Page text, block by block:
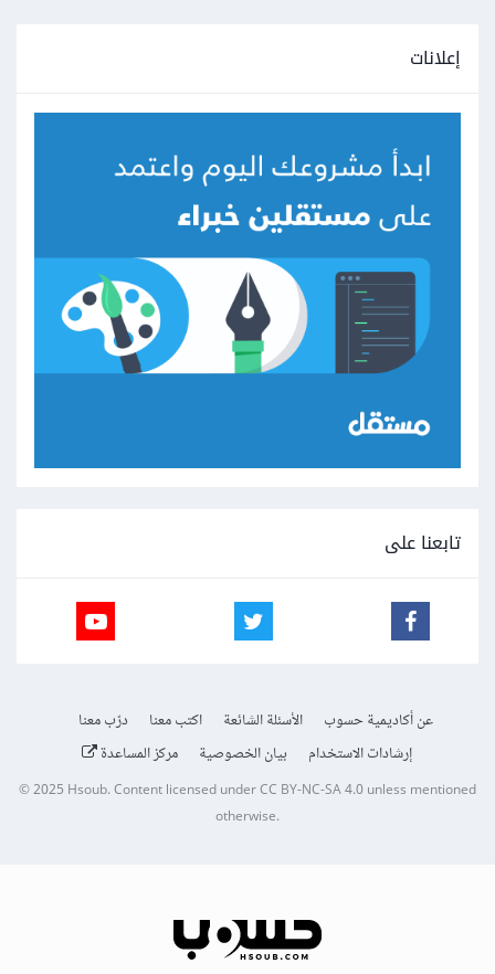
إعلانات
تابعنا على
عن أكاديمية حسوب الأسئلة الشائعة اكتب معنا
درّب معنا
إرشادات الاستخدام
بيان الخصوصية مركز المساعدة
© 2025Hsoub.Content licensed underCC BY-NC-SA 4.0unless mentioned
otherwise.